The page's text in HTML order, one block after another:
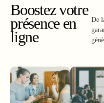
Boostez votre
présence en
ligne
De